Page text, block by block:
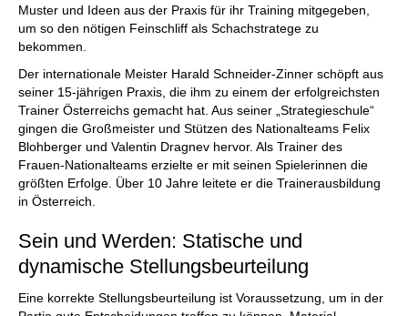
Muster und Ideen aus der Praxis für ihr Training mitgegeben,
um so den nötigen Feinschliff als Schachstratege zu
bekommen.
Der internationale Meister Harald Schneider-Zinner schöpft aus
seiner 15-jährigen Praxis, die ihm zu einem der erfolgreichsten
Trainer Österreichs gemacht hat. Aus seiner „Strategieschule“
gingen die Großmeister und Stützen des Nationalteams Felix
Blohberger und Valentin Dragnev hervor. Als Trainer des
Frauen-Nationalteams erzielte er mit seinen Spielerinnen die
größten Erfolge. Über 10 Jahre leitete er die Trainerausbildung
in Österreich.
Sein und Werden: Statische und
dynamische Stellungsbeurteilung
Eine korrekte Stellungsbeurteilung ist Voraussetzung, um in der